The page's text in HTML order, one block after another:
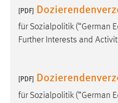
[PDF]
für Sozialpolitik (“German
Further Interests and
[PDF]
für Sozialpolitik (“German
Performance
Name:
Zweck:
Sprachpräferenz